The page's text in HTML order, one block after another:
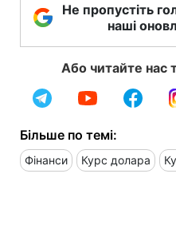
Не пропустіть
наші
Або читайте нас
Більше по темі:
Фінанси Курс долара